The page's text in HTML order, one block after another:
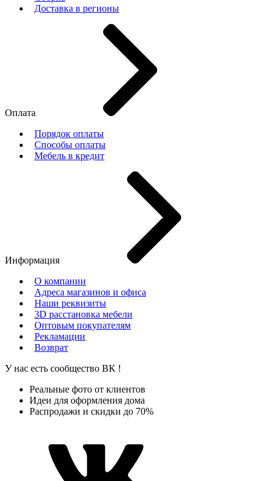
Доставка в регионы
Оплата
Порядок оплаты
Способы оплаты
Мебель в кредит
Информация
О компании
Адреса магазинов и офиса
Наши реквизиты
3D расстановка мебели
Оптовым покупателям
Рекламации
Возврат
У нас есть сообщество ВК !
Реальные фото от клиентов
Идеи для оформления дома
Распродажи и скидки до 70%